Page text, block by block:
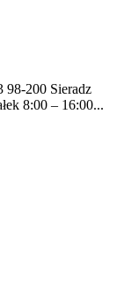
98-200 Sieradz
8:00 – 16:00...